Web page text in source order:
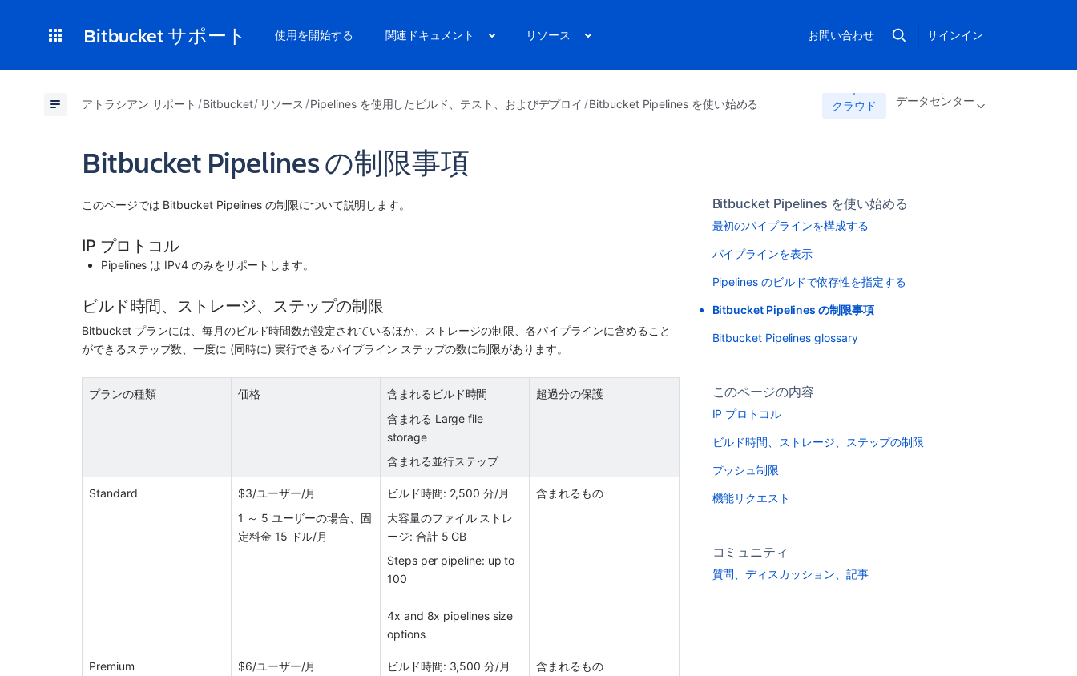
Bitbucket サポート 使用を開始する 関連ドキュメント リソース お問い合わせ サインイン
アトラシアン サポート Bitbucket リソース Pipelines を使用したビルド、テスト、およびデプロイ Bitbucket Pipelines を使い始める クラウド データセンター
Bitbucket Pipelines の制限事項
このページでは Bitbucket Pipelines の制限について説明します。
IP プロトコル
Pipelines は IPv4 のみをサポートします。
ビルド時間、ストレージ、ステップの制限
Bitbucket プランには、毎月のビルド時間数が設定されているほか、ストレージの制限、各パイプラインに含めること
ができるステップ数、一度に (同時に) 実行できるパイプライン ステップの数に制限があります。
プランの種類 価格
含まれるビルド時間
含まれる Large file
storage
含まれる並行ステップ
超過分の保護
Standard
$3/ユーザー/月
1 ～ 5 ユーザーの場合、固
定料金 15 ドル/月
ビルド時間: 2,500 分/月
大容量のファイル ストレ
ージ: 合計 5 GB
Steps per pipeline: up to
100
4x and 8x pipelines size
options
含まれるもの
Premium
$6/ユーザー/月
ビルド時間: 3,500 分/月
含まれるもの
Bitbucket Pipelines を使い始める
最初のパイプラインを構成する
パイプラインを表示
Pipelines のビルドで依存性を指定する
Bitbucket Pipelines の制限事項
Bitbucket Pipelines glossary
このページの内容
IP プロトコル
ビルド時間、ストレージ、ステップの制限
プッシュ制限
機能リクエスト
コミュニティ
質問、ディスカッション、記事